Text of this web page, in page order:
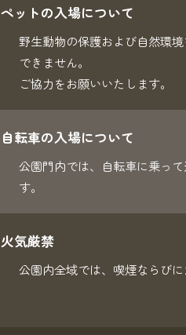
ペットの入場について
野生動物の保護および自然環
できません。
ご協力をお願いいたします。
自転車の入場について
公園門内では、自転車に乗っ
す。
火気厳禁
公園内全域では、喫煙ならび